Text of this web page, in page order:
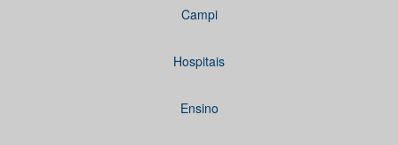
Campi
Hospitais
Ensino